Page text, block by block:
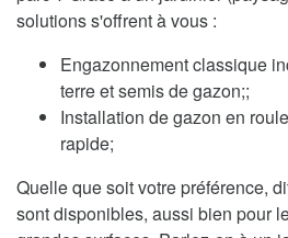
solutions s'offrent à vous :
Engazonnement classique
terre et semis de gazon;;
Installation de gazon en
rapide;
Quelle que soit votre préférence,
sont disponibles, aussi bien pour